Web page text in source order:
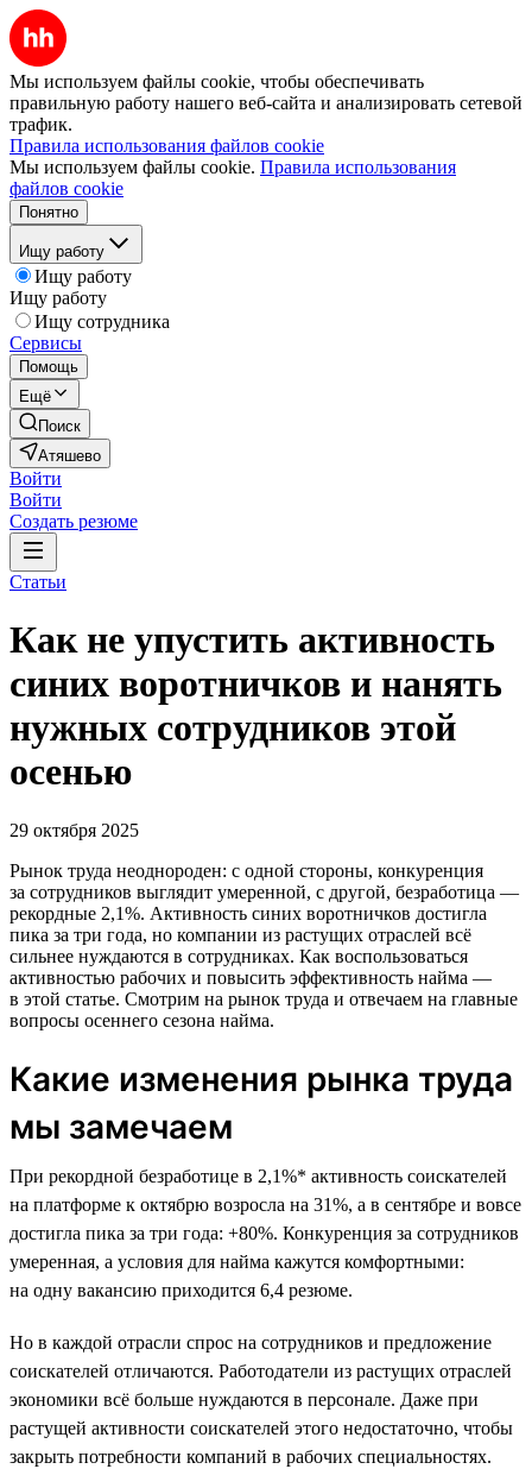
Мы используем файлы cookie, чтобы обеспечивать
правильную работу нашего веб-сайта и анализировать сетевой
трафик.
Правила использования файлов cookie
Мы используем файлы cookie. Правила использования
файлов cookie
Понятно
Ищу работу
Ищу работу
Ищу работу
Ищу сотрудника
Сервисы
Помощь
Ещё
Поиск
Атяшево
Войти
Войти
Создать резюме
Статьи
Как не упустить активность
синих воротничков и нанять
нужных сотрудников этой
осенью
29 октября 2025
Рынок труда неоднороден: с одной стороны, конкуренция
за сотрудников выглядит умеренной, c другой, безработица —
рекордные 2,1%. Активность синих воротничков достигла
пика за три года, но компании из растущих отраслей всё
сильнее нуждаются в сотрудниках. Как воспользоваться
активностью рабочих и повысить эффективность найма —
в этой статье. Смотрим на рынок труда и отвечаем на главные
вопросы осеннего сезона найма.
Какие изменения рынка труда
мы замечаем
При рекордной безработице в 2,1%* активность соискателей
на платформе к октябрю возросла на 31%, а в сентябре и вовсе
достигла пика за три года: +80%. Конкуренция за сотрудников
умеренная, а условия для найма кажутся комфортными:
на одну вакансию приходится 6,4 резюме.
Но в каждой отрасли спрос на сотрудников и предложение
соискателей отличаются. Работодатели из растущих отраслей
экономики всё больше нуждаются в персонале. Даже при
растущей активности соискателей этого недостаточно, чтобы
закрыть потребности компаний в рабочих специальностях.